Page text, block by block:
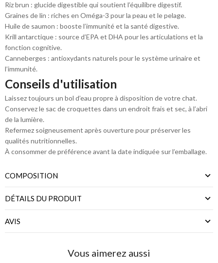
Riz brun : glucide digestible qui soutient l’équilibre digestif.
Graines de lin : riches en Oméga-3 pour la peau et le pelage.
Huile de saumon : booste l’immunité et la santé digestive.
Krill antarctique : source d’EPA et DHA pour les articulations et la
fonction cognitive.
Canneberges : antioxydants naturels pour le système urinaire et
l’immunité.
Conseils d'utilisation
Laissez toujours un bol d’eau propre à disposition de votre chat.
Conservez le sac de croquettes dans un endroit frais et sec, à l’abri
de la lumière.
Refermez soigneusement après ouverture pour préserver les
qualités nutritionnelles.
À consommer de préférence avant la date indiquée sur l’emballage.
COMPOSITION
DÉTAILS DU PRODUIT
AVIS
Vous aimerez aussi